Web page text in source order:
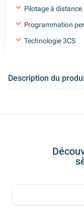
Pilotage à distance
Programmation
Technologie 3CS
Description du